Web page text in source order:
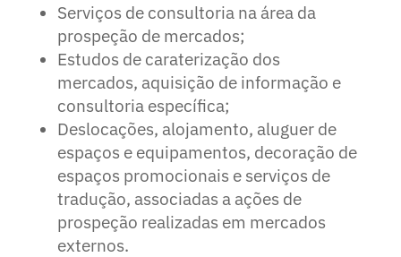
Serviços de consultoria na área da
prospeção de mercados;
Estudos de caraterização dos
mercados, aquisição de informação e
consultoria específica;
Deslocações, alojamento, aluguer de
espaços e equipamentos, decoração de
espaços promocionais e serviços de
tradução, associadas a ações de
prospeção realizadas em mercados
externos.